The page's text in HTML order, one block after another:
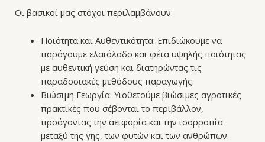
Οι βασικοί μας στόχοι περιλαμβάνουν:
Ποιότητα και Αυθεντικότητα: Επιδιώκουμε να
παράγουμε ελαιόλαδο και φέτα υψηλής ποιότητας
με αυθεντική γεύση και διατηρώντας τις
παραδοσιακές μεθόδους παραγωγής.
Βιώσιμη Γεωργία: Υιοθετούμε βιώσιμες αγροτικές
πρακτικές που σέβονται το περιβάλλον,
προάγοντας την αειφορία και την ισορροπία
μεταξύ της γης, των φυτών και των ανθρώπων.